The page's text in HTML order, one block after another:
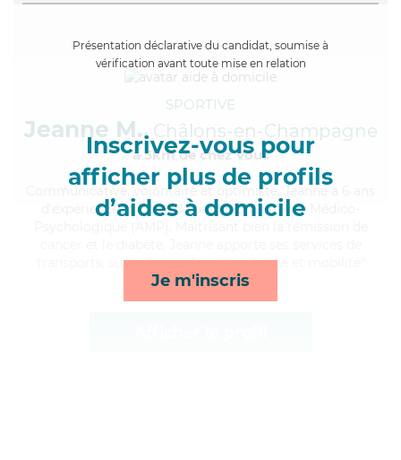
Présentation déclarative du candidat, soumise à
vérification avant toute mise en relation
Inscrivez-vous pour
afficher plus de profils
d’aides à domicile
Je m'inscris
SPORTIVE
Jeanne M., Châlons-en-Champagne
à 5km de chez Vous
, volontaire et optimiste, Jeanne a 6 ans
d'expérience et possède un diplôme d'Aide Médico-
transports, surveillance de nuit, ménage et mobilité*